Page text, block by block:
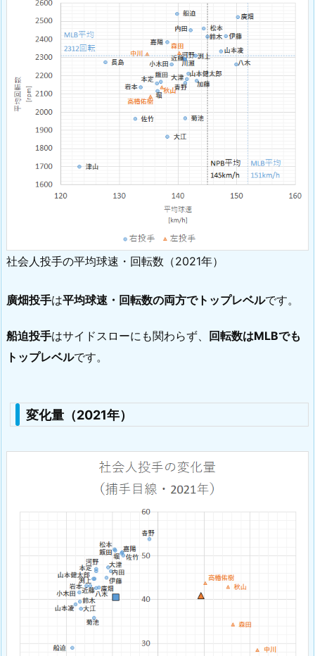
社会人投手の平均球速・回転数（2021年）
廣畑投手は平均球速・回転数の両方でトップレベルです。
船迫投手はサイドスローにも関わらず、
回転数はMLBでも
トップレベルです。
変化量（2021年）